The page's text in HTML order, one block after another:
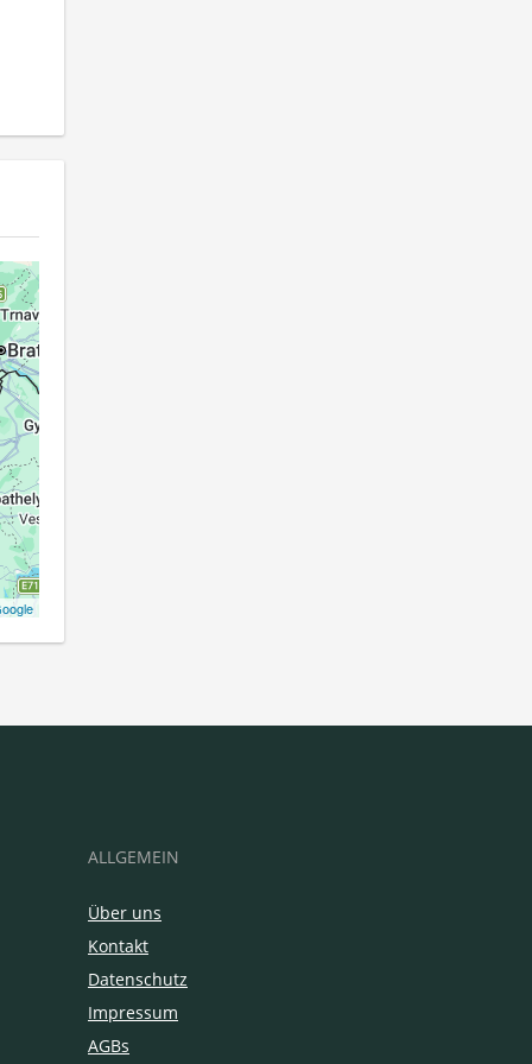
ALLGEMEIN
Über uns
Kontakt
Datenschutz
Impressum
AGBs